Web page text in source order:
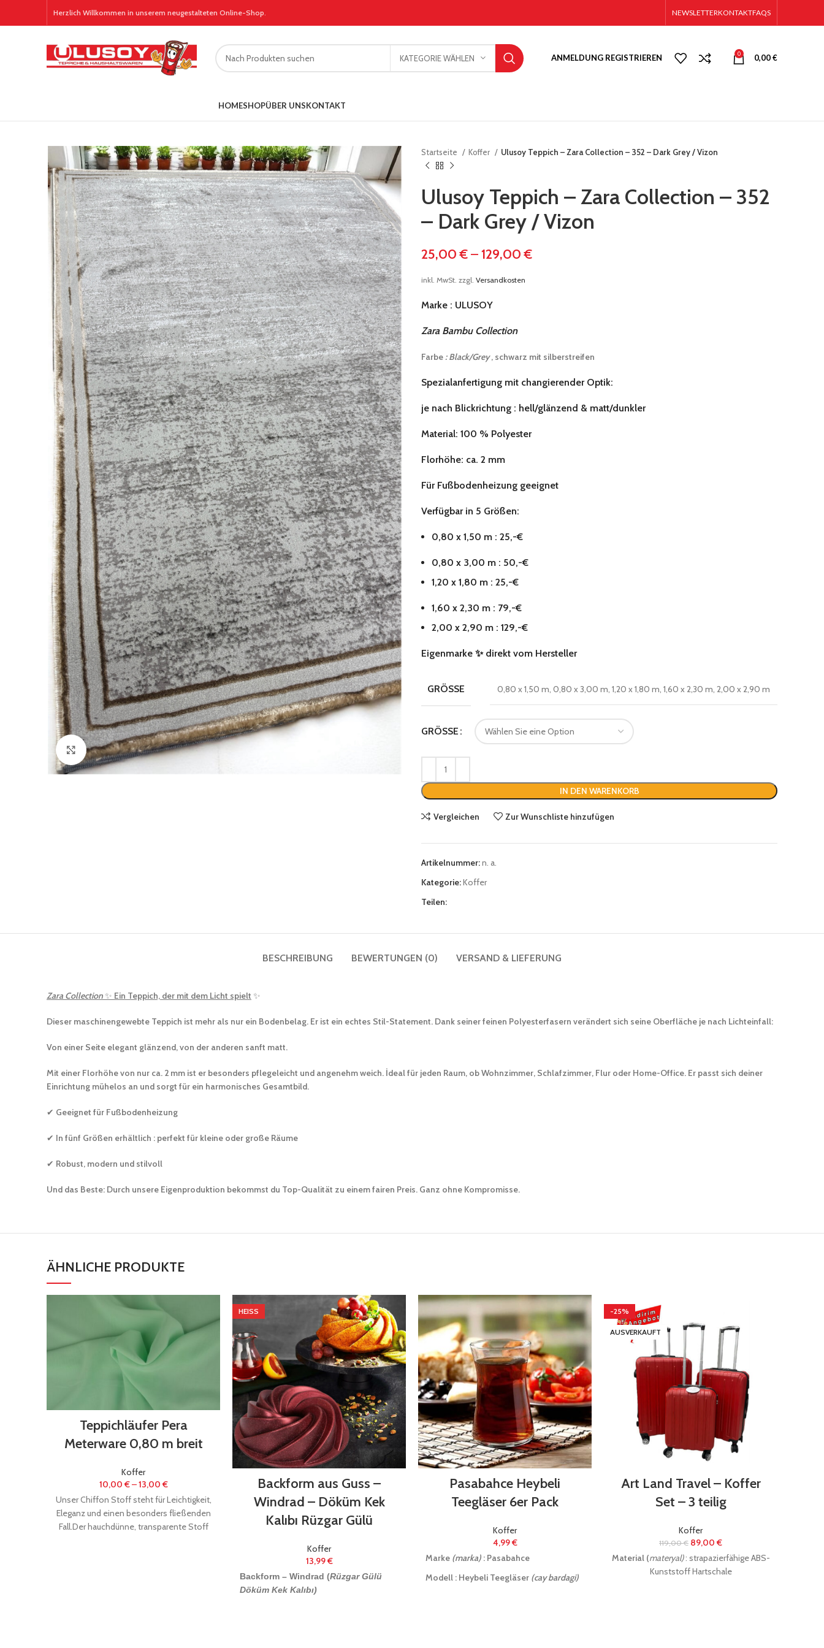
Herzlich Willkommen in unserem neugestalteten Online-Shop NEWSLETTERKONTAKTFAQS
KATEGORIE WÄHLEN ANMELDUNG REGISTRIEREN 0 0,00€
HOMESHOPÜBER UNSKONTAKT
klicken um zu vergrößern
Startseite Koffer Ulusoy Teppich – Zara Collection – 352 – Dark Grey / Vizon
Ulusoy Teppich – Zara Collection – 352
– Dark Grey / Vizon
25,00€–129,00€
inkl. MwSt. zzgl. Versandkosten
Marke : ULUSOY
Zara Bambu Collection
Farbe: Black/Grey , schwarz mit silberstreifen
Spezialanfertigung mit changierender Optik:
je nach Blickrichtung : hell/glänzend & matt/dunkler
Material: 100 % Polyester
Florhöhe: ca. 2 mm
Für Fußbodenheizung geeignet
Verfügbar in 5 Größen:
0,80 x 1,50 m : 25,-€
0,80 x 3,00 m : 50,-€
1,20 x 1,80 m : 25,-€
1,60 x 2,30 m : 79,-€
2,00 x 2,90 m : 129,-€
Eigenmarke ✨ direkt vom Hersteller
GRÖSSE 0,80 x 1,50 m, 0,80 x 3,00 m, 1,20 x 1,80 m, 1,60 x 2,30 m, 2,00 x 2,90 m
GRÖSSE
IN DEN WARENKORB
Vergleichen Zur Wunschliste hinzufügen
Artikelnummer:n. a.
Kategorie:Koffer
Teilen:
BESCHREIBUNG BEWERTUNGEN (0) VERSAND & LIEFERUNG
Zara Collection✨ Ein Teppich, der mit dem Licht spielt ✨
Dieser maschinengewebte Teppich ist mehr als nur ein Bodenbelag. Er ist ein echtes Stil-Statement. Dank seiner feinen Polyesterfasern verändert sich seine Oberfläche je nach Lichteinfall:
Von einer Seite elegant glänzend, von der anderen sanft matt.
Mit einer Florhöhe von nur ca. 2 mm ist er besonders pflegeleicht und angenehm weich. İdeal für jeden Raum, ob Wohnzimmer, Schlafzimmer, Flur oder Home-Office. Er passt sich deiner
Einrichtung mühelos an und sorgt für ein harmonisches Gesamtbild.
✔ Geeignet für Fußbodenheizung
✔ In fünf Größen erhältlich : perfekt für kleine oder große Räume
✔ Robust, modern und stilvoll
Und das Beste: Durch unsere Eigenproduktion bekommst du Top-Qualität zu einem fairen Preis. Ganz ohne Kompromisse.
ÄHNLICHE PRODUKTE
Teppichläufer Pera
Meterware 0,80 m breit
Koffer
10,00 €–13,00 €
Unser Chiffon Stoff steht für Leichtigkeit,
Eleganz und einen besonders fließenden
Fall.Der hauchdünne, transparente Stoff
Versandkosten
HEISS
Backform aus Guss –
Windrad – Döküm Kek
Kalıbı Rüzgar Gülü
Koffer
13,99€
Backform – Windrad (Rüzgar Gülü
Döküm Kek Kalıbı)
Versandkosten
Pasabahce Heybeli
Teegläser 6er Pack
Koffer
4,99€
Marke (marka) : Pasabahce
Modell : Heybeli Teegläser (cay bardagi)
Versandkosten
-25%
AUSVERKAUFT
Art Land Travel – Koffer
Set – 3 teilig
Koffer
119,00€ 89,00 €
Material (materyal): strapazierfähige ABS-
Kunststoff Hartschale
Versandkosten